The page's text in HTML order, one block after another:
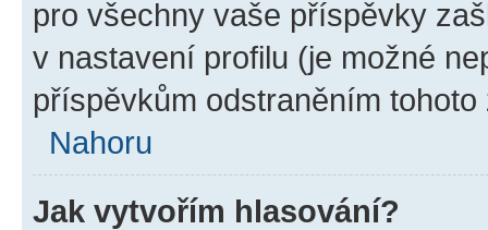
pro všechny vaše příspěvky
v nastavení profilu (je možné
příspěvkům odstraněním
Nahoru
Jak vytvořím hlasování?